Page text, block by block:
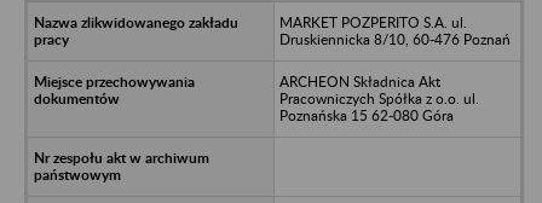
MARKET POZPERITO S.A. ul.
Druskiennicka 8/10, 60-476 Poznań
ARCHEON Składnica Akt
Pracowniczych Spółka z o.o. ul.
Poznańska 15 62-080 Góra